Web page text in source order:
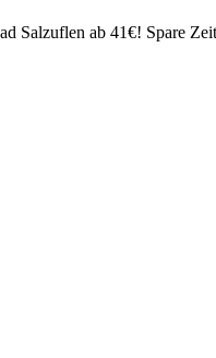
Salzuflen ab 41€! Spare